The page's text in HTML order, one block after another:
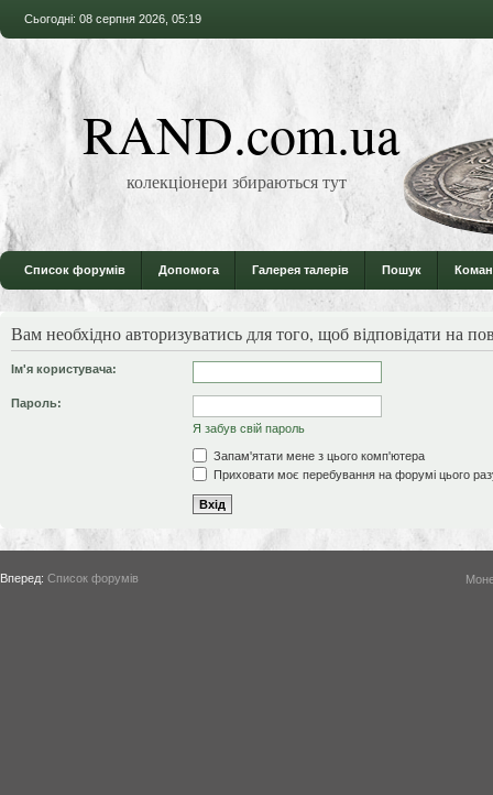
Сьогодні: 08 серпня 2026, 05:19
RAND.com.ua
колекціонери збираються тут
Список форумів Допомога Галерея талерів Пошук
Вам необхідно авторизуватись для того, щоб відповідати на
Ім'я користувача:
Пароль:
Я забув свій пароль
Запам'ятати мене з цього комп'ютера
Приховати моє перебування на форумі цього
Вперед: Список форумів